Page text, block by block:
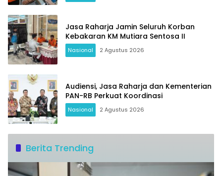
Jasa Raharja Jamin Seluruh Korban
Kebakaran KM Mutiara Sentosa II
Nasional 2 Agustus 2026
Audiensi, Jasa Raharja dan Kementerian
PAN-RB Perkuat Koordinasi
Nasional 2 Agustus 2026
Berita Trending